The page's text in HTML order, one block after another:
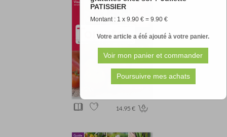
PATISSIER
Montant : 1 x 9.90 € = 9.90 €
Votre article a été ajouté à votre panier.
14.95 €